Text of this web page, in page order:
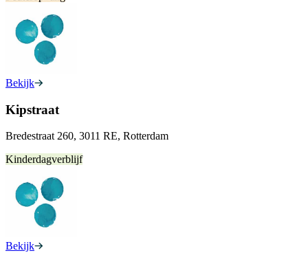
Bekijk
Kipstraat
Bredestraat 260, 3011 RE, Rotterdam
Kinderdagverblijf
Bekijk